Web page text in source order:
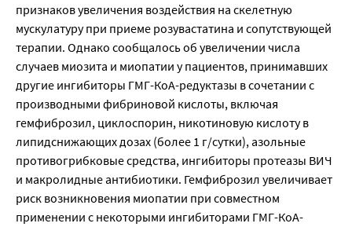
признаков увеличения воздействия на скелетную
мускулатуру при приеме розувастатина и сопутствующей
терапии. Однако сообщалось об увеличении числа
случаев миозита и миопатии у пациентов, принимавших
другие ингибиторы ГМГ-КоА-редуктазы в сочетании с
производными фибриновой кислоты, включая
гемфиброзил, циклоспорин, никотиновую кислоту в
липидснижающих дозах (более 1 г/сутки), азольные
противогрибковые средства, ингибиторы протеазы ВИЧ
и макролидные антибиотики. Гемфиброзил увеличивает
риск возникновения миопатии при совместном
применении с некоторыми ингибиторами ГМГ-КоА-